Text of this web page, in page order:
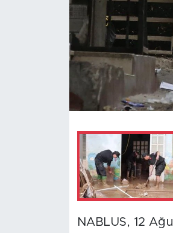
NABLUS, 12
Foto Haber
Xinhua Türkiye